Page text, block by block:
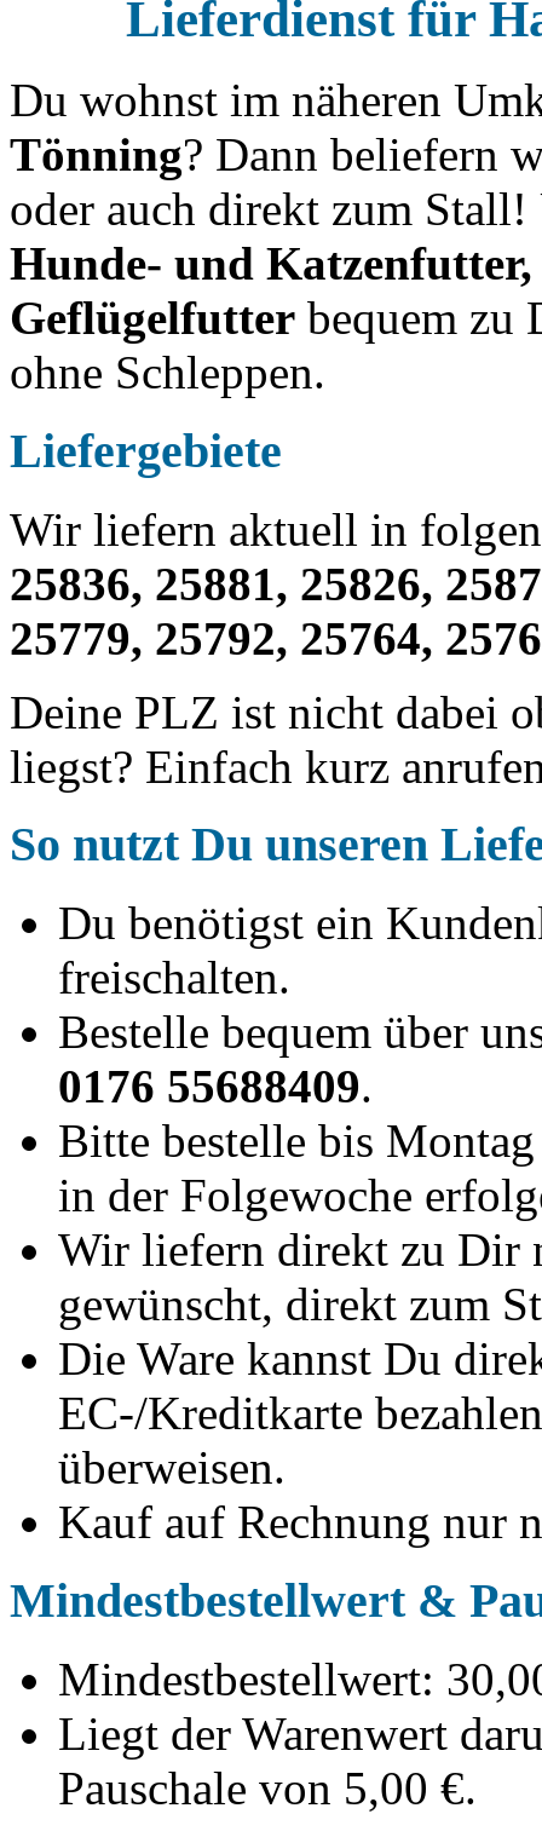
Lieferdienst für
Du wohnst im näheren
Tönning? Dann beliefern
oder auch direkt zum
Hunde- und
Geflügelfutter bequem zu
ohne Schleppen.
Liefergebiete
Wir liefern aktuell in
25836, 25881, 25826,
25779, 25792, 25764,
Deine PLZ ist nicht dabei
liegst? Einfach kurz
So nutzt Du unseren
Du benötigst ein
freischalten.
Bestelle bequem über
0176 55688409.
Bitte bestelle bis
in der Folgewoche
Wir liefern direkt zu Dir
gewünscht, direkt zum
Die Ware kannst Du
EC-/Kreditkarte
überweisen.
Kauf auf Rechnung nur
Mindestbestellwert &
Mindestbestellwert:
Liegt der Warenwert
Pauschale von 5,00 €.